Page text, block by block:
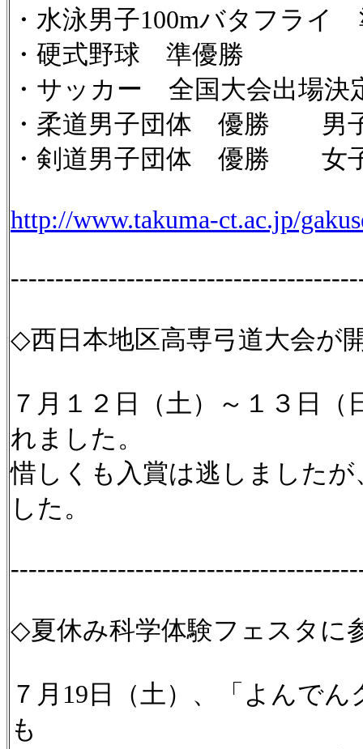
・水泳男子100mバタフライ
・硬式野球 準優勝
・サッカー 全国大会出場決
・柔道男子団体 優勝 男
・剣道男子団体 優勝 女
http://www.takuma-ct.ac.jp/
◇西日本地区高専弓道大会が
７月１２日（土）～１３日
れました。
惜しくも入賞は逃しました
した。
◇夏休み科学体験フェスタに
７月19日（土）、「よんで
も